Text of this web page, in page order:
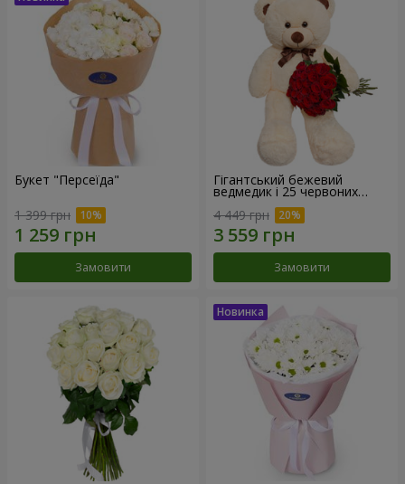
Букет "Персеїда"
1 399 грн
Замовити
Гігантський бежевий
ведмедик і 25 червоних
троянд
4 449 грн
Замовити